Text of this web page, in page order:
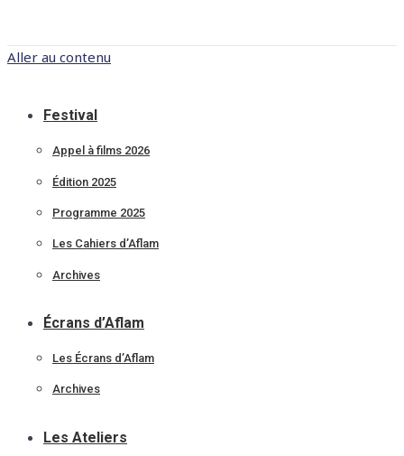
Aller au contenu
Festival
Appel à films 2026
Édition 2025
Programme 2025
Les Cahiers d’Aflam
Archives
Écrans d’Aflam
Les Écrans d’Aflam
Archives
Les Ateliers